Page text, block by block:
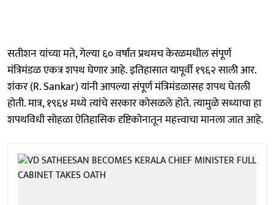
सतीशन यांच्या मते, गेल्या ६० वर्षांत प्रथमच केरळमधील संपूर्ण
मंत्रिमंडळ एकत्र शपथ घेणार आहे. इतिहासात यापूर्वी १९६२ साली आर.
शंकर (R. Sankar) यांनी आपल्या संपूर्ण मंत्रिमंडळासह शपथ घेतली
होती. मात्र, १९६४ मध्ये त्यांचे सरकार कोसळले होते. त्यामुळे सध्याचा हा
शपथविधी सोहळा ऐतिहासिक दृष्टिकोनातून महत्त्वाचा मानला जात आहे.